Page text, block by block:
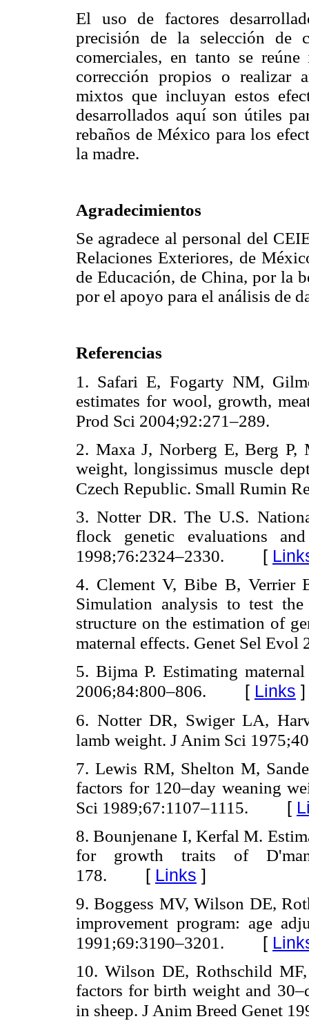
El uso de factores
precisión de la selección de
comerciales, en tanto se
corrección propios o realizar
mixtos que incluyan estos
desarrollados aquí son útiles
rebaños de México para los
la madre.
Agradecimientos
Se agradece al personal del
Relaciones Exteriores, de
de Educación, de China, por la
por el apoyo para el análisis de
Referencias
1. Safari E, Fogarty NM,
estimates for wool, growth,
Prod Sci 2004;92:271–289.
2. Maxa J, Norberg E, Berg P,
weight, longissimus muscle
Czech Republic. Small Rumin
3. Notter DR. The U.S.
flock genetic evaluations
1998;76:2324–2330. [
4. Clement V, Bibe B,
Simulation analysis to test
structure on the estimation of
maternal effects. Genet Sel Evol
5. Bijma P. Estimating
2006;84:800–806. [ Links ]
6. Notter DR, Swiger LA,
lamb weight. J Anim Sci
7. Lewis RM, Shelton M,
factors for 120–day weaning
Sci 1989;67:1107–1115. [
8. Bounjenane I, Kerfal M.
for growth traits of
178. [ Links ]
9. Boggess MV, Wilson DE,
improvement program: age
1991;69:3190–3201. [
10. Wilson DE, Rothschild
factors for birth weight and
in sheep. J Anim Breed Genet